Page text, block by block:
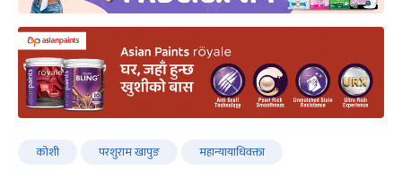
कोशी परशुराम खापुङ महान्यायाधिवक्ता